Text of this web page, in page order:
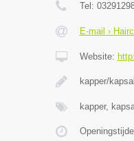
Tel:
E-mail ›
Website:
kapper/
kapper,